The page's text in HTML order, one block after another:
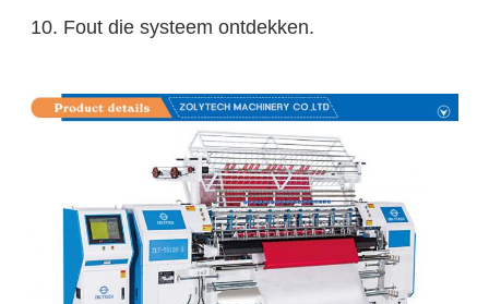
10. Fout die systeem ontdekken.